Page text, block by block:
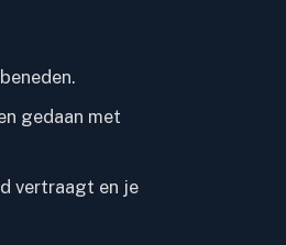
gedaan met
vertraagt ​​en je